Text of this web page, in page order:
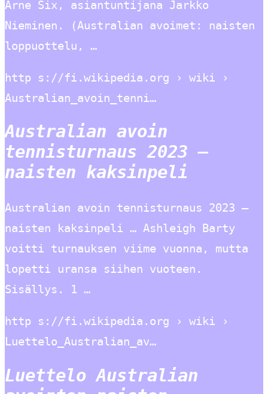
Arne Six, asiantuntijana Jarkko
Nieminen. (Australian avoimet: naisten
loppuottelu, …
http s://fi.wikipedia.org › wiki ›
Australian_avoin_tenni…
Australian avoin
tennisturnaus 2023 –
naisten kaksinpeli
Australian avoin tennisturnaus 2023 –
naisten kaksinpeli … Ashleigh Barty
voitti turnauksen viime vuonna, mutta
lopetti uransa siihen vuoteen.
Sisällys. 1 …
http s://fi.wikipedia.org › wiki ›
Luettelo_Australian_av…
Luettelo Australian